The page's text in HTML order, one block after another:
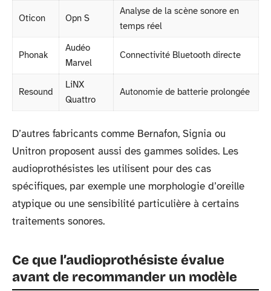
Oticon Opn S
Analyse de la scène sonore en
temps réel
Phonak
Audéo
Marvel
Connectivité Bluetooth directe
Resound
LiNX
Quattro
Autonomie de batterie prolongée
D’autres fabricants comme Bernafon, Signia ou
Unitron proposent aussi des gammes solides. Les
audioprothésistes les utilisent pour des cas
spécifiques, par exemple une morphologie d’oreille
atypique ou une sensibilité particulière à certains
traitements sonores.
Ce que l’audioprothésiste évalue
avant de recommander un modèle